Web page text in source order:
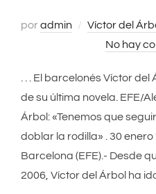
poradmin Víctor del
No hay
. . . El barcelonés Víctor
de su última novela. EFE/
Árbol: «Tenemos que
doblar la rodilla» . 30 enero
Barcelona (EFE).- Desde
2006, Víctor del Árbol ha